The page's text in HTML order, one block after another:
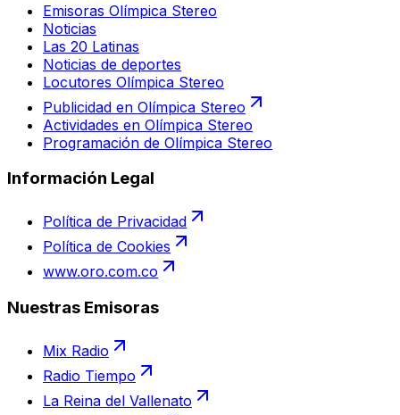
Emisoras Olímpica Stereo
Noticias
Las 20 Latinas
Noticias de deportes
Locutores Olímpica Stereo
Publicidad en Olímpica Stereo
Actividades en Olímpica Stereo
Programación de Olímpica Stereo
Información Legal
Política de Privacidad
Política de Cookies
www.oro.com.co
Nuestras Emisoras
Mix Radio
Radio Tiempo
La Reina del Vallenato